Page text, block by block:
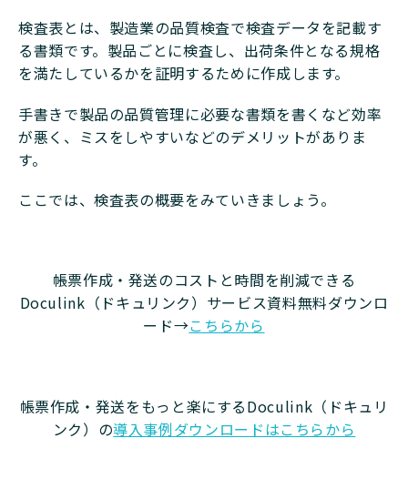
検査表とは、製造業の品質検査で検査データを記載す
る書類です。製品ごとに検査し、出荷条件となる規格
を満たしているかを証明するために作成します。
手書きで製品の品質管理に必要な書類を書くなど効率
が悪く、ミスをしやすいなどのデメリットがありま
す。
ここでは、検査表の概要をみていきましょう。
帳票作成・発送のコストと時間を削減できる
Doculink（ドキュリンク）サービス資料無料ダウンロ
ード→こちらから
帳票作成・発送をもっと楽にするDoculink（ドキュリ
ンク）の導入事例ダウンロードはこちらから